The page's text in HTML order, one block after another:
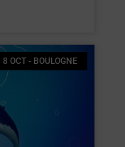
8 OCT - BOULOGNE